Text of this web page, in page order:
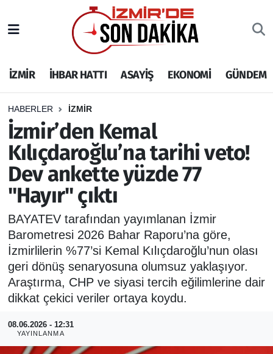
İZMİR İHBAR HATTI ASAYİŞ EKONOMİ GÜNDEM
HABERLER İZMİR
İzmir’den Kemal
Kılıçdaroğlu’na tarihi veto!
Dev ankette yüzde 77
"Hayır" çıktı
BAYATEV tarafından yayımlanan İzmir
Barometresi 2026 Bahar Raporu’na göre,
İzmirlilerin %77’si Kemal Kılıçdaroğlu’nun olası
geri dönüş senaryosuna olumsuz yaklaşıyor.
Araştırma, CHP ve siyasi tercih eğilimlerine dair
dikkat çekici veriler ortaya koydu.
08.06.2026 - 12:31
YAYINLANMA
İHBAR HATTI
DEPREM
GENEL
EKONOMİ
SİYASET
SPOR
ASAYİŞ
RESMİ REKLAM
İzmir Nöbetçi Eczaneler
İzmir Hava Durumu
İzmir Namaz Vakitleri
İzmir Trafik Yoğunluk Haritası
Puan Durumu ve Fikstür
Tüm Manşetler
Son Dakika Haberleri
Haber Arşivi